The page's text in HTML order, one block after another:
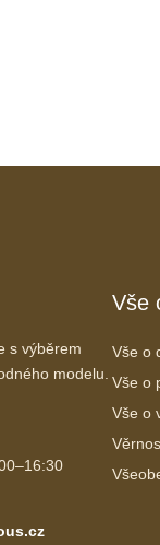
s výběrem
modelu.
Vše
Vše o
Vše o
Vše o